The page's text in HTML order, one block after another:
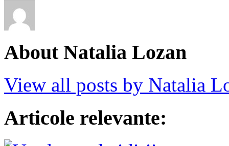
About Natalia Lozan
View all posts by Natalia
Articole relevante: